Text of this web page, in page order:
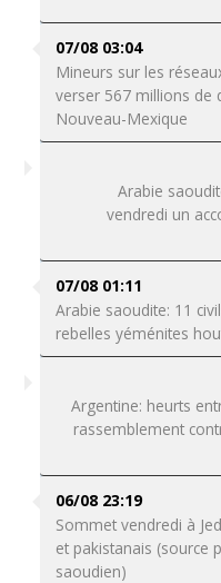
07/08 03:04
Mineurs sur les
verser 567 millions de
Nouveau-Mexique
Arabie
vendredi un
07/08 01:11
Arabie saoudite: 11
rebelles yéménites
Argentine: heurts
rassemblement
06/08 23:19
Sommet vendredi à
et pakistanais (source
saoudien)